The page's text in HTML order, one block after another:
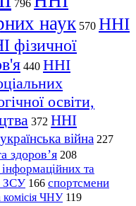
796
наук 570 ННІ
фізичної
440 ННІ
освіти,
372 ННІ
війна 227
здоров’я 208
та
ЗСУ 166 спортсмени
ЧНУ 119